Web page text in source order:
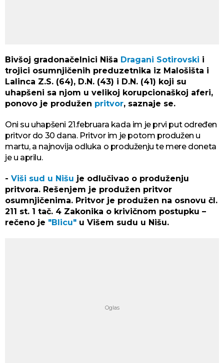
Bivšoj gradonačelnici Niša Dragani Sotirovski i
trojici osumnjičenih preduzetnika iz Malošišta i
Lalinca Z.S. (64), D.N. (43) i D.N. (41) koji su
uhapšeni sa njom u velikoj korupcionaškoj aferi,
ponovo je produžen pritvor, saznaje se.
Oni su uhapšeni 21.februara kada im je prvi put određen
pritvor do 30 dana. Pritvor im je potom produžen u
martu, a najnovija odluka o produženju te mere doneta
je u aprilu.
- Viši sud u Nišu je odlučivao o produženju
pritvora. Rešenjem je produžen pritvor
osumnjičenima. Pritvor je produžen na osnovu čl.
211 st. 1 tač. 4 Zakonika o krivičnom postupku –
rečeno je "Blicu" u Višem sudu u Nišu.